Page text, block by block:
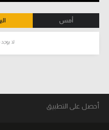
أمس
لا
أحصل على التطبيق